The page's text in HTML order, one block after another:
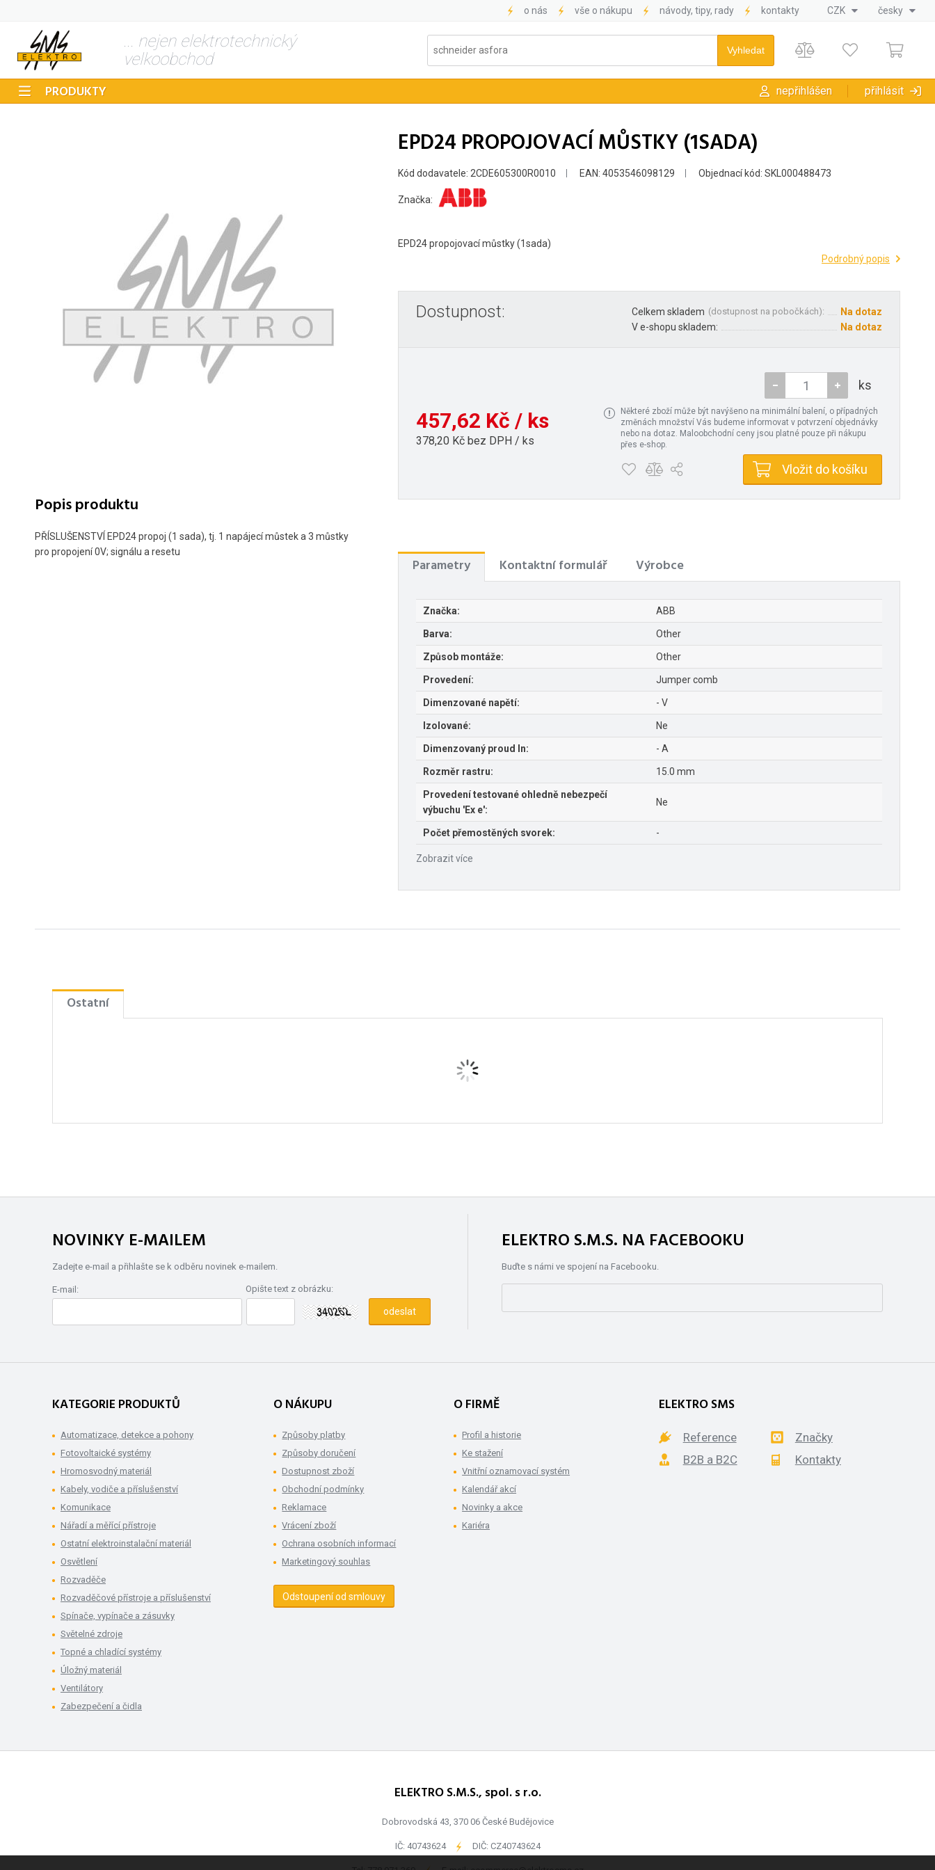
o nás vše o nákupu návody, tipy, rady kontakty CZK česky
... nejen elektrotechnický
velkoobchod
PRODUKTY nepřihlášen přihlásit
Popis produktu
PŘÍSLUŠENSTVÍ EPD24 propoj (1 sada), tj. 1 napájecí můstek a 3 můstky
pro propojení 0V; signálu a resetu
EPD24 PROPOJOVACÍ MŮSTKY (1SADA)
Kód dodavatele: 2CDE605300R0010 EAN: 4053546098129 Objednací kód: SKL000488473
Značka:
EPD24 propojovací můstky (1sada)
Podrobný popis
Dostupnost: Celkem skladem (dostupnost na pobočkách):
Na dotaz
V e-shopu skladem:
Na dotaz
457,62 Kč / ks
378,20 Kč bez DPH / ks
ks
Některé zboží může být navýšeno na minimální balení, o případných
změnách množství Vás budeme informovat v potvrzení objednávky
nebo na dotaz. Maloobchodní ceny jsou platné pouze při nákupu
přes e-shop.
Vložit do košíku
Parametry Kontaktní formulář Výrobce
Značka: ABB
Barva: Other
Způsob montáže: Other
Provedení: Jumper comb
Dimenzované napětí: - V
Izolované: Ne
Dimenzovaný proud In: - A
Rozměr rastru: 15.0 mm
Provedení testované ohledně nebezpečí
výbuchu 'Ex e':
Ne
Počet přemostěných svorek: -
Zobrazit více
Ostatní
NOVINKY E-MAILEM
Zadejte e-mail a přihlašte se k odběru novinek e-mailem.
E-mail: Opište text z obrázku:
ELEKTRO S.M.S. NA FACEBOOKU
Buďte s námi ve spojení na Facebooku.
KATEGORIE PRODUKTŮ
Automatizace, detekce a pohony
Fotovoltaické systémy
Hromosvodný materiál
Kabely, vodiče a příslušenství
Komunikace
Nářadí a měřící přístroje
Ostatní elektroinstalační materiál
Osvětlení
Rozvaděče
Rozvaděčové přístroje a příslušenství
Spínače, vypínače a zásuvky
Světelné zdroje
Topné a chladící systémy
Úložný materiál
Ventilátory
Zabezpečení a čidla
O NÁKUPU
Způsoby platby
Způsoby doručení
Dostupnost zboží
Obchodní podmínky
Reklamace
Vrácení zboží
Ochrana osobních informací
Marketingový souhlas
Odstoupení od smlouvy
O FIRMĚ
Profil a historie
Ke stažení
Vnitřní oznamovací systém
Kalendář akcí
Novinky a akce
Kariéra
ELEKTRO SMS
Reference
Značky
B2B a B2C
Kontakty
ELEKTRO S.M.S., spol. s r.o.
Dobrovodská 43, 370 06 České Budějovice
IČ: 40743624 - DIČ: CZ40743624